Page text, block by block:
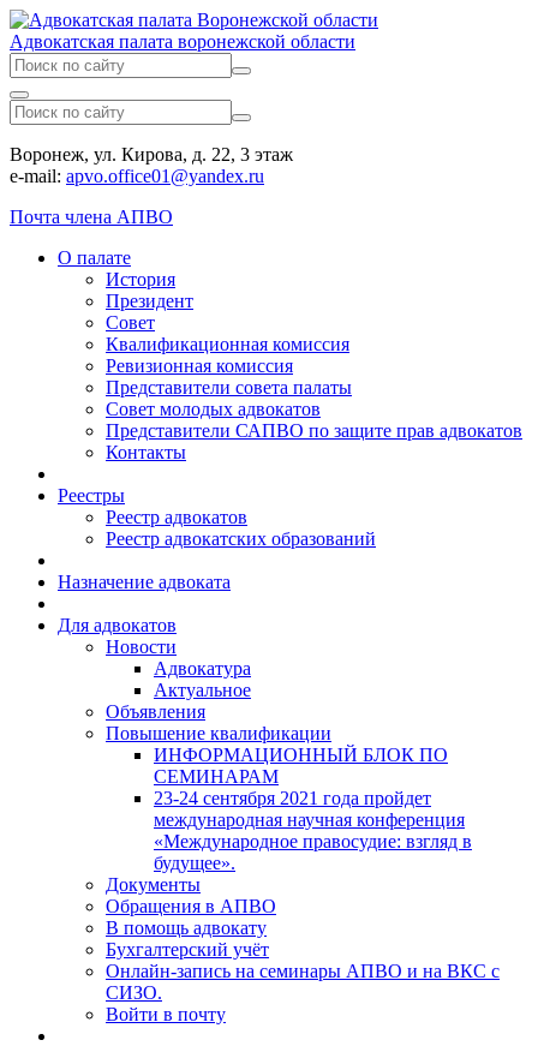
Адвокатская палата воронежской области
Воронеж, ул. Кирова, д. 22, 3 этаж
e-mail: apvo.office01@yandex.ru
Почта члена АПВО
О палате
История
Президент
Совет
Квалификационная комиссия
Ревизионная комиссия
Представители совета палаты
Совет молодых адвокатов
Представители САПВО по защите прав адвокатов
Контакты
Реестры
Реестр адвокатов
Реестр адвокатских образований
Назначение адвоката
Для адвокатов
Новости
Адвокатура
Актуальное
Объявления
Повышение квалификации
ИНФОРМАЦИОННЫЙ БЛОК ПО
СЕМИНАРАМ
23-24 сентября 2021 года пройдет
международная научная конференция
«Международное правосудие: взгляд в
будущее».
Документы
Обращения в АПВО
В помощь адвокату
Бухгалтерский учёт
Онлайн-запись на семинары АПВО и на ВКС с
СИЗО.
Войти в почту